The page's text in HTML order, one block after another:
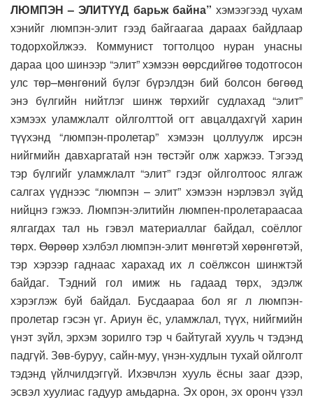
ЛЮМПЭН – ЭЛИТҮҮД барьж байна” хэмээгээд чухам
хэнийг люмпэн-элит гээд байгаагаа дараах байдлаар
тодорхойлжээ. Коммунист тогтолцоо нуран унасны
дараа цоо шинээр “элит” хэмээн өөрсдийгөө тодотгосон
улс төр–мөнгөний бүлэг бүрэлдэн бий болсон бөгөөд
энэ бүлгийн нийтлэг шинж төрхийг судлахад “элит”
хэмээх уламжлалт ойлголттой огт авцалдахгүй харин
түүхэнд “люмпэн-пролетар” хэмээн цоллуулж ирсэн
нийгмийн давхаргатай нэн төстэйг олж харжээ. Тэгээд
тэр бүлгийг уламжлалт “элит” гэдэг ойлголтоос ялгаж
салгах үүднээс “люмпэн – элит” хэмээн нэрлэвэл зүйд
нийцнэ гэжээ. Люмпэн-элитийн люмпен-пролетараасаа
ялгагдах тал нь гэвэл материаллаг байдал, соёллог
төрх. Өөрөөр хэлбэл люмпэн-элит мөнгөтэй хөрөнгөтэй,
тэр хэрээр гаднаас харахад их л соёлжсон шинжтэй
байдаг. Тэдний гол имиж нь гадаад төрх, эдэлж
хэрэглэж буй байдал. Бусдаараа бол яг л люмпэн-
пролетар гэсэн үг. Ариун ёс, уламжлал, түүх, нийгмийн
үнэт зүйл, эрхэм зорилго тэр ч байтугай хууль ч тэдэнд
падгүй. Зөв-буруу, сайн-муу, үнэн-худлын тухай ойлголт
тэдэнд үйлчилдэггүй. Ихэвчлэн хууль ёсны зааг дээр,
эсвэл хуулиас гадуур амьдарна. Эх орон, эх оронч үзэл